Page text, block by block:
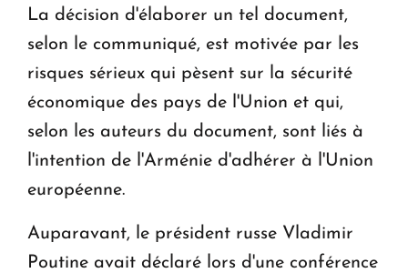
La décision d'élaborer un tel document,
selon le communiqué, est motivée par les
risques sérieux qui pèsent sur la sécurité
économique des pays de l'Union et qui,
selon les auteurs du document, sont liés à
l'intention de l'Arménie d'adhérer à l'Union
européenne.
Auparavant, le président russe Vladimir
Poutine avait déclaré lors d'une conférence